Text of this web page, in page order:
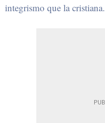
integrismo que la cristiana.